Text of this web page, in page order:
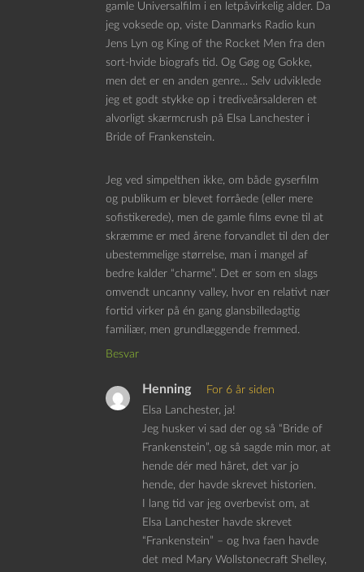
gamle Universalfilm i en letpåvirkelig alder. Da
jeg voksede op, viste Danmarks Radio kun
Jens Lyn og King of the Rocket Men fra den
sort-hvide biografs tid. Og Gøg og Gokke,
men det er en anden genre… Selv udviklede
jeg et godt stykke op i trediveårsalderen et
alvorligt skærmcrush på Elsa Lanchester i
Bride of Frankenstein.
Jeg ved simpelthen ikke, om både gyserfilm
og publikum er blevet forråede (eller mere
sofistikerede), men de gamle films evne til at
skræmme er med årene forvandlet til den der
ubestemmelige størrelse, man i mangel af
bedre kalder “charme”. Det er som en slags
omvendt uncanny valley, hvor en relativt nær
fortid virker på én gang glansbilledagtig
familiær, men grundlæggende fremmed.
Besvar
Henning
For 6 år siden
Elsa Lanchester, ja!
Jeg husker vi sad der og så “Bride of
Frankenstein”, og så sagde min mor, at
hende dér med håret, det var jo
hende, der havde skrevet historien.
I lang tid var jeg overbevist om, at
Elsa Lanchester havde skrevet
“Frankenstein” – og hva faen havde
det med Mary Wollstonecraft Shelley,